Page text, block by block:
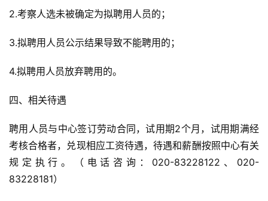
2.考察人选未被确定为拟聘用人员的；
3.拟聘用人员公示结果导致不能聘用的；
4.拟聘用人员放弃聘用的。
四、相关待遇
聘用人员与中心签订劳动合同，试用期2个月，试用期满经
考核合格者，兑现相应工资待遇，待遇和薪酬按照中心有关
规定执行。（电话咨询：020-83228122、020-
83228181）